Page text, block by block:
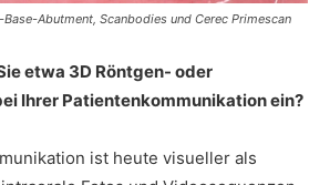
Abutment, Scanbodies und Cerec Primescan
etwa 3D Röntgen- oder
Ihrer Patientenkommunikation ein?
ist heute visueller als